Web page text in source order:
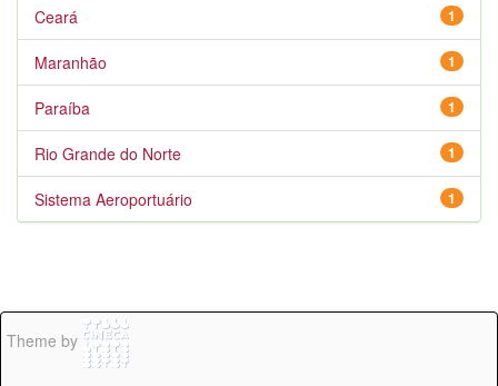
1
Ceará
1
Maranhão
1
Paraíba
1
Rio Grande do Norte
1
Sistema Aeroportuário
Theme by